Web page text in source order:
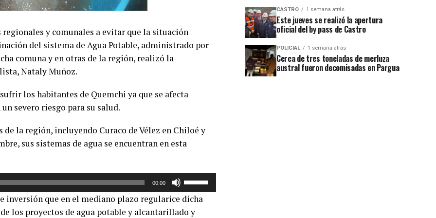
y comunales a evitar que la situación
del sistema de Agua Potable, administrado por
comuna y en otras de la región, realizó la
Nataly Muñoz.
los habitantes de Quemchi ya que se afecta
severo riesgo para su salud.
la región, incluyendo Curaco de Vélez en Chiloé y
sus sistemas de agua se encuentran en esta
00:00
teclas
de
inversión que en el mediano plazo regularice dicha
los proyectos de agua potable y alcantarillado y
CASTRO 1 semana atrás
Este jueves se realizó la apertura
oficial del by pass de Castro
POLICIAL 1 semana atrás
Cerca de tres toneladas de merluza
austral fueron decomisadas en Pargua